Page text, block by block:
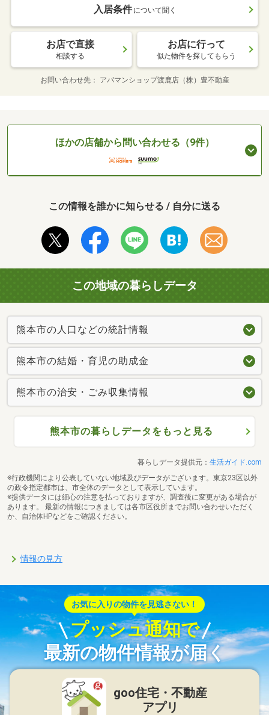
入居条件 について聞く
お店で直接
相談する
お店に行って
似た物件を探してもらう
お問い合わせ先 アパマンショップ渡鹿店（株）豊不動産
ほかの店舗から問い合わせる（9件）
この情報を誰かに知らせる / 自分に送る
この地域の暮らしデータ
熊本市の人口などの統計情報
熊本市の結婚・育児の助成金
熊本市の治安・ごみ収集情報
熊本市の暮らしデータをもっと見る
暮らしデータ提供元： 生活ガイド.com
※行政機関により公表していない地域及びデータがございます。東京23区以外
の政令指定都市は、市全体のデータとして表示しています。
※提供データには細心の注意を払っておりますが、調査後に変更がある場合が
あります。 最新の情報につきましては各市区役所までお問い合わせいただく
か、自治体HPなどをご確認ください。
情報の見方
お気に入りの物件を見逃さない！
プッシュ通知で
最新の物件情報が届く
goo住宅・不動産
アプリ